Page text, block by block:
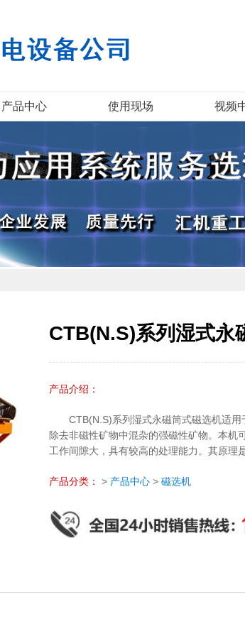
产品中心 使用现场 视频
CTB(N.S)系列湿式永
产品介绍：
CTB(N.S)系列湿式永磁筒式磁选机适
除去非磁性矿物中混杂的强磁性矿物。本机
工作间隙大，具有较高的处理能力。其原理
产品分类： > 产品中心 >磁选机